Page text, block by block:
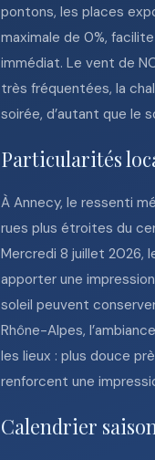
pontons, les places
maximale de 0%,
immédiat. Le vent de
très fréquentées, la
soirée, d’autant que le
Particularités
À Annecy, le ressenti
rues plus étroites du
Mercredi 8 juillet 2026,
apporter une
soleil peuvent
Rhône-Alpes,
les lieux : plus douce
renforcent une
Calendrier